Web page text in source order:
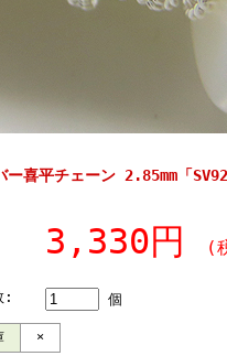
ー喜平チェーン 2.85mm「
3,330円 (
: 個
×